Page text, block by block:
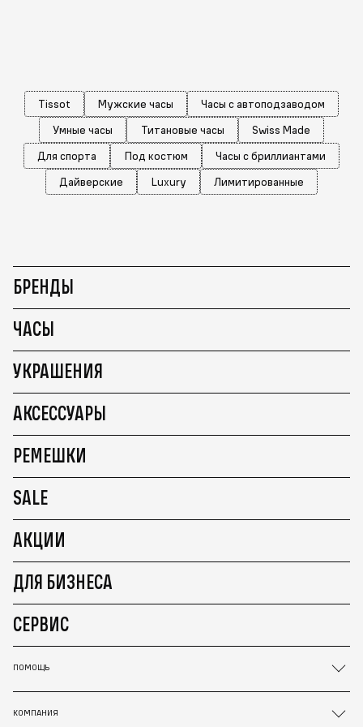
Tissot Мужские часы
Часы с автоподзаводом
Умные часы
Титановые часы
Swiss Made
Для спорта
Под костюм
Часы с бриллиантами
Дайверские
Luxury Лимитированные
БРЕНДЫ
ЧАСЫ
УКРАШЕНИЯ
АКСЕССУАРЫ
РЕМЕШКИ
SALE
АКЦИИ
ДЛЯ БИЗНЕСА
СЕРВИС
ПОМОЩЬ
КОМПАНИЯ